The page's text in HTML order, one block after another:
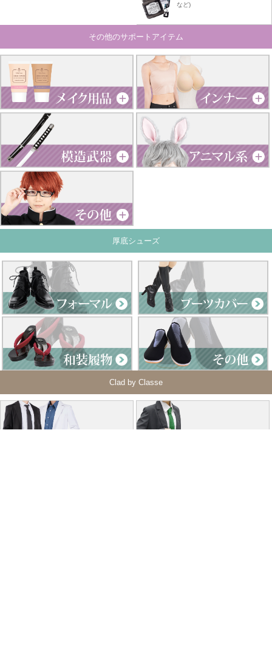
など)
その他のサポートアイテム
厚底シューズ
Clad by Classe